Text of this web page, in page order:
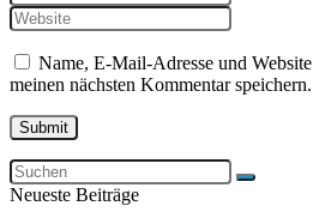
Name, E-Mail-Adresse und
meinen nächsten Kommentar speichern.
Neueste Beiträge